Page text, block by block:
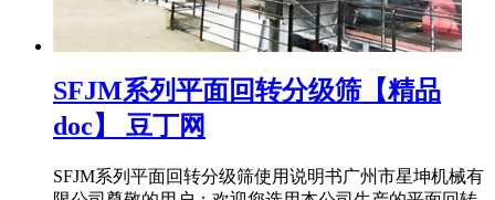
SFJM系列平面回转分级筛【精品
doc】 豆丁网
SFJM系列平面回转分级筛使用说明书广州市星坤机械有